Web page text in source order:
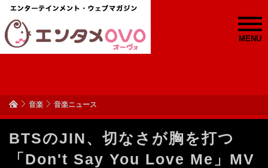
MENU
音楽 音楽ニュース
BTSのJIN、切なさが胸を打つ
「Don't Say You Love Me」MV